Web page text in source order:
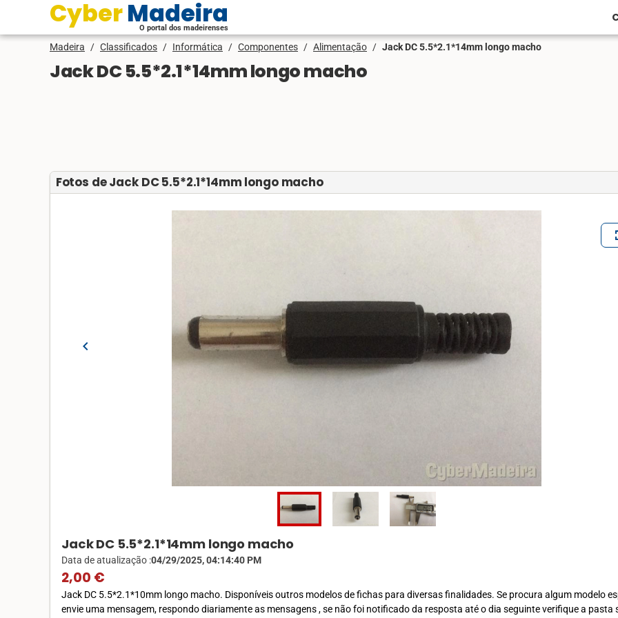
Cyber Madeira
O portal dos madeirenses
Madeira / Classificados / Informática / Componentes / Alimentação / Jack DC 5.5*2.1*14mm longo macho
Jack DC 5.5*2.1*14mm longo macho
Fotos de Jack DC 5.5*2.1*14mm longo macho
chevron_left
Jack DC 5.5*2.1*14mm longo macho
Data de atualização :04/29/2025, 04:14:40 PM
2,00 €
Jack DC 5.5*2.1*10mm longo macho. Disponíveis outros modelos de fichas para diversas finalidades. Se procura algum modelo
envie uma mensagem, respondo diariamente as mensagens , se não foi notificado da resposta até o dia seguinte verifique a pasta